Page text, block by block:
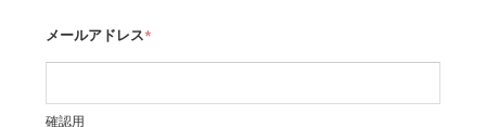
メールアドレス*
確認用